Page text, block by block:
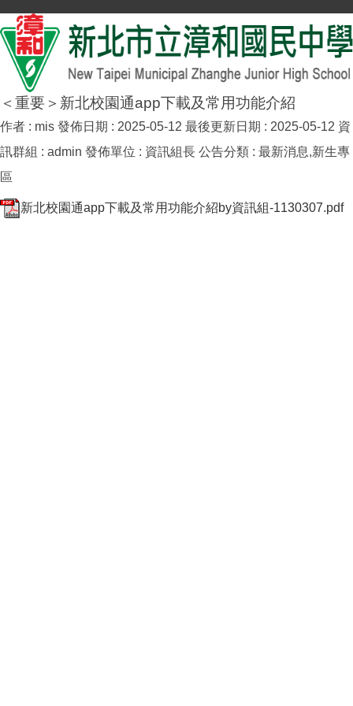
＜重要＞新北校園通app下載及常用功能介紹
作者 : mis 發佈日期 : 2025-05-12 最後更新日期 : 2025-05-12 資
訊群組 : admin 發佈單位 : 資訊組長 公告分類 : 最新消息,新生專
區
新北校園通app下載及常用功能介紹by資訊組-1130307.pdf